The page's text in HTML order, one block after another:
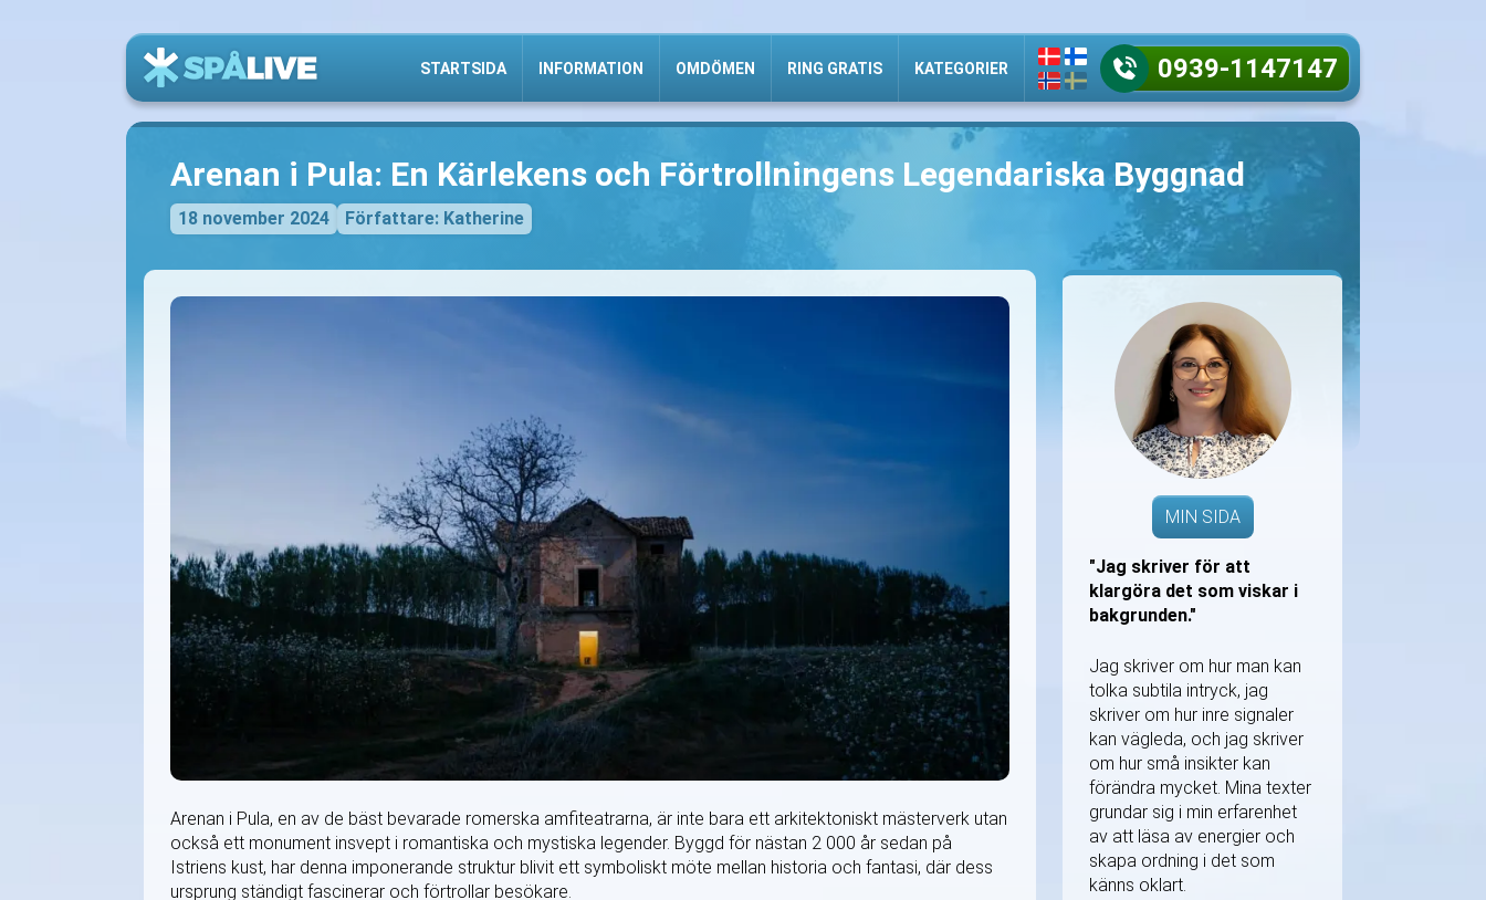
STARTSIDA INFORMATION OMDÖMEN RING GRATIS KATEGORIER 0939-1147147
Arenan i Pula: En Kärlekens och Förtrollningens Legendariska Byggnad
18 november 2024 Författare: Katherine
Arenan i Pula, en av de bäst bevarade romerska amfiteatrarna, är inte bara ett arkitektoniskt mästerverk utan
också ett monument insvept i romantiska och mystiska legender. Byggd för nästan 2 000 år sedan på
Istriens kust, har denna imponerande struktur blivit ett symboliskt möte mellan historia och fantasi, där dess
ursprung ständigt fascinerar och förtrollar besökare.
MIN SIDA
"Jag skriver för att
klargöra det som viskar i
bakgrunden."
Jag skriver om hur man kan
tolka subtila intryck, jag
skriver om hur inre signaler
kan vägleda, och jag skriver
om hur små insikter kan
förändra mycket. Mina texter
grundar sig i min erfarenhet
av att läsa av energier och
skapa ordning i det som
känns oklart.